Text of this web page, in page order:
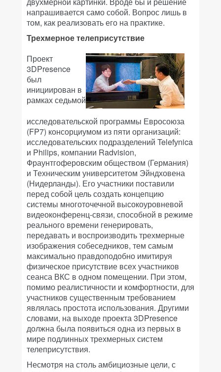
напрашивается само собой. Вопрос лишь в
том, как реализовать его на практике.
Трехмерное телеприсутствие
Проект
3DPresence
был
инициирован в
рамках седьмой
исследовательской программы Евросоюза
(FP7) консорциумом из пяти организаций:
исследовательских подразделений Telefуnica
и Philips, компании Radvision,
Фраунтгоферовским обществом (Германия)
и Техническим университетом Эйндховена
(Нидерланды). Его участники поставили
перед собой цель создать концепцию
системы многоточечной высокоуровневой
видеоконференц-связи, способной в режиме
реального времени генерировать,
передавать и воспроизводить трехмерные
изображения собеседников, тем самым
максимально правдоподобно имитируя
физическое присутствие всех участников
сеанса ВКС в одном помещении. При этом,
помимо реалистичности и комфортности, для
участников существенным требованием
являлась простота использования. Другими
словами, на выходе проекта 3DPresence
должна была появиться одна из первых в
мире подлинных трехмерных систем
телеприсутствия.
Несмотря на столь амбициозные цели, с